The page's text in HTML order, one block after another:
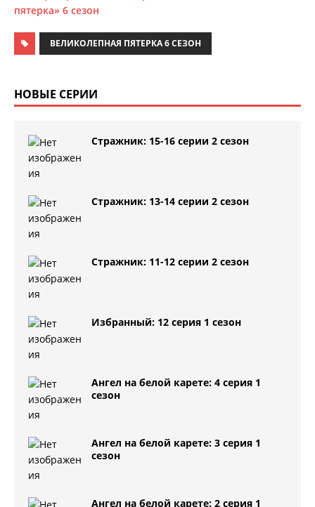
пятерка» 6 сезон
ВЕЛИКОЛЕПНАЯ ПЯТЕРКА 6 СЕЗОН
НОВЫЕ СЕРИИ
Стражник: 15-16 серии 2 сезон
Стражник: 13-14 серии 2 сезон
Стражник: 11-12 серии 2 сезон
Избранный: 12 серия 1 сезон
Ангел на белой карете: 4 серия 1
сезон
Ангел на белой карете: 3 серия 1
сезон
Ангел на белой карете: 2 серия 1